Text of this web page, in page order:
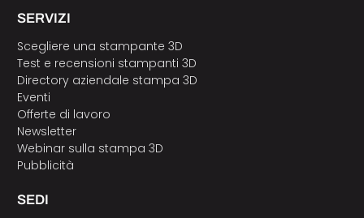
SERVIZI
Scegliere una stampante 3D
Test e recensioni stampanti 3D
Directory aziendale stampa 3D
Eventi
Offerte di lavoro
Newsletter
Webinar sulla stampa 3D
Pubblicità
SEDI